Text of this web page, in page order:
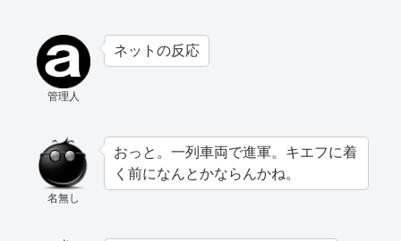
管理人
ネットの反応
名無し
おっと。一列車両で進軍。キエフに着
く前になんとかならんかね。